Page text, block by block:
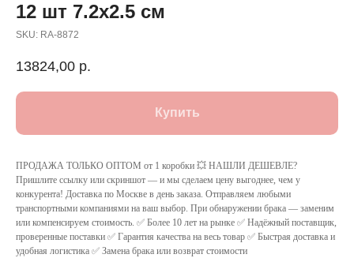
12 шт 7.2х2.5 см
SKU: RA-8872
13824,00 р.
Купить
ПРОДАЖА ТОЛЬКО ОПТОМ от 1 коробки 💥 НАШЛИ ДЕШЕВЛЕ?
Пришлите ссылку или скриншот — и мы сделаем цену выгоднее, чем у
конкурента! Доставка по Москве в день заказа. Отправляем любыми
транспортными компаниями на ваш выбор. При обнаружении брака — заменим
или компенсируем стоимость. ✅ Более 10 лет на рынке ✅ Надёжный поставщик,
проверенные поставки ✅ Гарантия качества на весь товар ✅ Быстрая доставка и
удобная логистика ✅ Замена брака или возврат стоимости